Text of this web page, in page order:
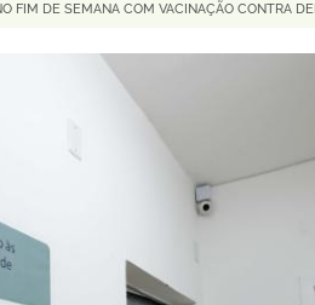
FIM DE SEMANA COM VACINAÇÃO CONTRA